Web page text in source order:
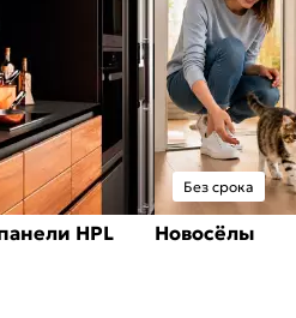
HPL
Без срока
Новосёлы